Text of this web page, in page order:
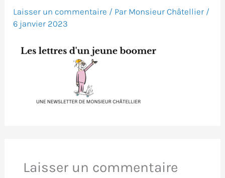
Laisser un commentaire / Par Monsieur Châtellier /
6 janvier 2023
Laisser un commentaire